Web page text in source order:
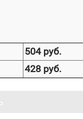
504 руб.
428 руб.